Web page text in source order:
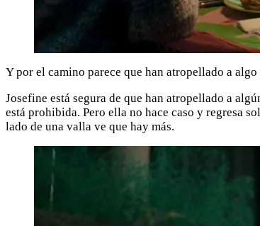
Y por el camino parece que han atropellado a
Josefine está segura de que han atropellado a
está prohibida. Pero ella no hace caso y regresa
lado de una valla ve que hay más.